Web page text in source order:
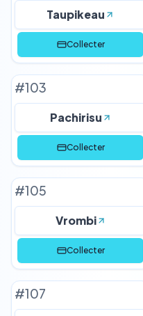
Taupikeau
Collecter
#103
Pachirisu
Collecter
#105
Vrombi
Collecter
#107